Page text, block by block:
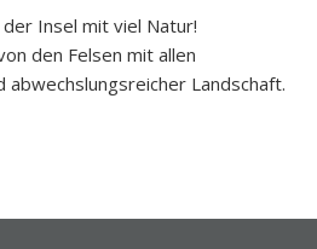
Insel mit viel Natur!
den Felsen mit allen
abwechslungsreicher Landschaft.